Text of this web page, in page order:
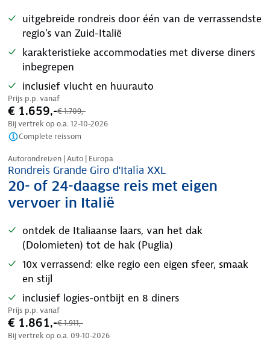
uitgebreide rondreis door één van de verrassendste
regio's van Zuid-Italië
karakteristieke accommodaties met diverse diners
inbegrepen
inclusief vlucht en huurauto
Prijs p.p. vanaf
€ 1.659,-€ 1.709,-
Bij vertrek op o.a. 12-10-2026
Complete reissom
Nazomer korting
Autorondreizen | Auto | Europa
Rondreis Grande Giro d'Italia XXL
20- of 24-daagse reis met eigen
vervoer in Italië
ontdek de Italiaanse laars, van het dak
(Dolomieten) tot de hak (Puglia)
10x verrassend: elke regio een eigen sfeer, smaak
en stijl
inclusief logies-ontbijt en 8 diners
Prijs p.p. vanaf
€ 1.861,-€ 1.911,-
Bij vertrek op o.a. 09-10-2026